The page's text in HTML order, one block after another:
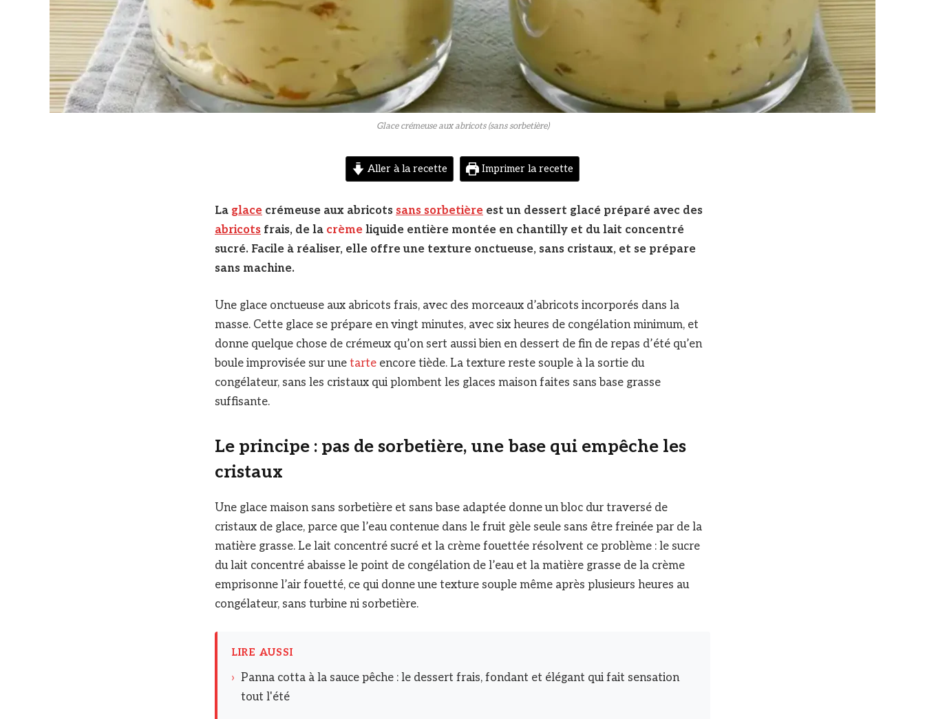
Glace crémeuse aux abricots (sans sorbetière)
Aller à la recette Imprimer la recette
La glace crémeuse aux abricots sans sorbetière est un dessert glacé préparé avec des
abricots frais, de la crème liquide entière montée en chantilly et du lait concentré
sucré. Facile à réaliser, elle offre une texture onctueuse, sans cristaux, et se prépare
sans machine.
Une glace onctueuse aux abricots frais, avec des morceaux d’abricots incorporés dans la
masse. Cette glace se prépare en vingt minutes, avec six heures de congélation minimum, et
donne quelque chose de crémeux qu’on sert aussi bien en dessert de fin de repas d’été qu’en
boule improvisée sur une tarte encore tiède. La texture reste souple à la sortie du
congélateur, sans les cristaux qui plombent les glaces maison faites sans base grasse
suffisante.
Le principe : pas de sorbetière, une base qui empêche les
cristaux
Une glace maison sans sorbetière et sans base adaptée donne un bloc dur traversé de
cristaux de glace, parce que l’eau contenue dans le fruit gèle seule sans être freinée par de la
matière grasse. Le lait concentré sucré et la crème fouettée résolvent ce problème : le sucre
du lait concentré abaisse le point de congélation de l’eau et la matière grasse de la crème
emprisonne l’air fouetté, ce qui donne une texture souple même après plusieurs heures au
congélateur, sans turbine ni sorbetière.
LIRE AUSSI
› Panna cotta à la sauce pêche : le dessert frais, fondant et élégant qui fait sensation
tout l'été